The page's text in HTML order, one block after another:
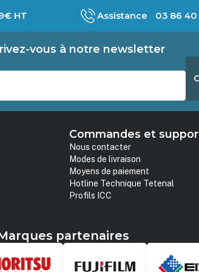
HT Assistance 03 86 40
vous à notre newsletter
Commandes et
Nous contacter
Modes de livraison
Moyens de paiement
Hotline Technique Tetenal
Profils ICC
partenaires